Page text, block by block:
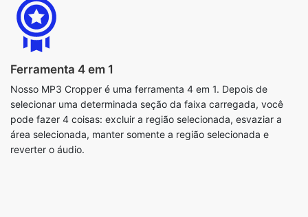
Ferramenta 4 em 1
Nosso MP3 Cropper é uma ferramenta 4 em 1. Depois de
selecionar uma determinada seção da faixa carregada, você
área selecionada, manter somente a região selecionada e
reverter o áudio.